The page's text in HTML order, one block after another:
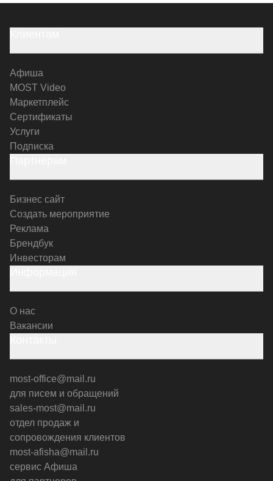
Афиша
MOST Video
Маркетплейс
Сертификаты
Услуги
Подписка
Бизнес сайт
Создать мероприятие
Реклама
Брендбук
Инвесторам
О нас
Вакансии
most-office@mail.ru
для писем и обращений
sales-most@mail.ru
отдел продаж и
сопровождения клиентов
most-afisha@mail.ru
сервис Афиша